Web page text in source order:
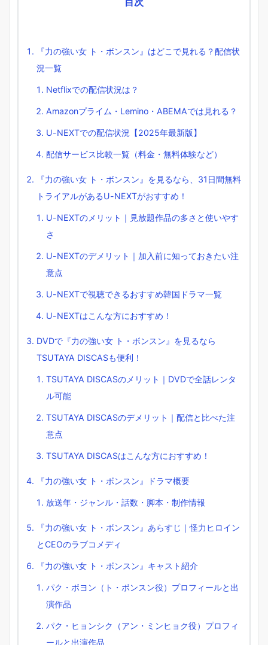
『力の強い女 ト・ボンスン』はどこで見れる？配信状
況一覧
Netflixでの配信状況は？
Amazonプライム・Lemino・ABEMAでは見れる？
U-NEXTでの配信状況【2025年最新版】
配信サービス比較一覧（料金・無料体験など）
『力の強い女 ト・ボンスン』を見るなら、31日間無料
トライアルがあるU-NEXTがおすすめ！
U-NEXTのメリット｜見放題作品の多さと使いやす
さ
U-NEXTのデメリット｜加入前に知っておきたい注
意点
U-NEXTで視聴できるおすすめ韓国ドラマ一覧
U-NEXTはこんな方におすすめ！
DVDで『力の強い女 ト・ボンスン』を見るなら
TSUTAYA DISCASも便利！
TSUTAYA DISCASのメリット｜DVDで全話レンタ
ル可能
TSUTAYA DISCASのデメリット｜配信と比べた注
意点
TSUTAYA DISCASはこんな方におすすめ！
『力の強い女 ト・ボンスン』ドラマ概要
放送年・ジャンル・話数・脚本・制作情報
『力の強い女 ト・ボンスン』あらすじ｜怪力ヒロイン
とCEOのラブコメディ
『力の強い女 ト・ボンスン』キャスト紹介
パク・ボヨン（ト・ボンスン役）プロフィールと出
演作品
パク・ヒョンシク（アン・ミンヒョク役）プロフィ
ールと出演作品